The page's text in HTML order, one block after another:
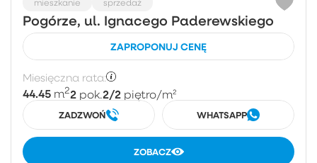
mieszkanie sprzedaż
Pogórze, ul. Ignacego Paderewskiego
ZAPROPONUJ CENĘ
Miesięczna rata:
44.45 m22 pok.2/2 piętro/m²
ZADZWOŃ WHATSAPP
ZOBACZ